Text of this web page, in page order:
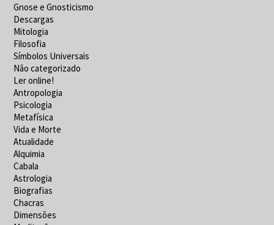
Gnose e Gnosticismo
Descargas
Mitologia
Filosofia
Símbolos Universais
Não categorizado
Ler online!
Antropologia
Psicologia
Metafísica
Vida e Morte
Atualidade
Alquimia
Cabala
Astrologia
Biografias
Chacras
Dimensões